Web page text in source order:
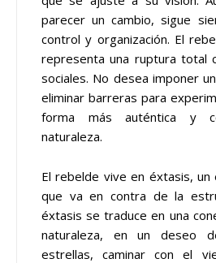
parecer un cambio, sigue
control y organización. El
representa una ruptura total
sociales. No desea imponer
eliminar barreras para
forma más auténtica y
naturaleza.
El rebelde vive en éxtasis,
que va en contra de la
éxtasis se traduce en una
naturaleza, en un deseo
estrellas, caminar con el